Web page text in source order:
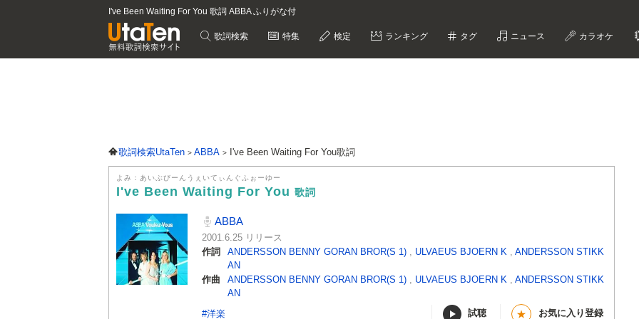
I've Been Waiting For You 歌詞 ABBA ふりがな付
歌詞検索 特集 検定 ランキング タグ ニュース カラオケ
歌詞検索UtaTen ABBA I've Been Waiting For You歌詞
よみ：あいぶびーんうぇいてぃんぐふぉーゆー
I've Been Waiting For You 歌詞
ABBA
2001.6.25 リリース
作詞
ANDERSSON BENNY GORAN BROR(S 1) , ULVAEUS BJOERN K , ANDERSSON STIKK
AN
作曲
ANDERSSON BENNY GORAN BROR(S 1) , ULVAEUS BJOERN K , ANDERSSON STIKK
AN
#洋楽
試聴 ★ お気に入り登録